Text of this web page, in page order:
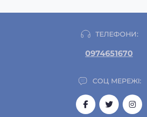
ТЕЛЕФОНИ:
0974651670
СОЦ МЕРЕЖІ: